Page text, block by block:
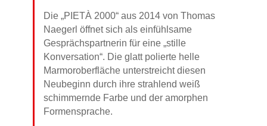
Die „PIETÀ 2000“ aus 2014 von Thomas
Naegerl öffnet sich als einfühlsame
Gesprächspartnerin für eine „stille
Konversation“. Die glatt polierte helle
Marmoroberfläche unterstreicht diesen
Neubeginn durch ihre strahlend weiß
schimmernde Farbe und der amorphen
Formensprache.